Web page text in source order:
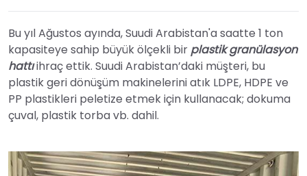
Bu yıl Ağustos ayında, Suudi Arabistan'a saatte 1 ton
kapasiteye sahip büyük ölçekli bir plastik granülasyon
hattıihraç ettik. Suudi Arabistan’daki müşteri, bu
plastik geri dönüşüm makinelerini atık LDPE, HDPE ve
PP plastikleri peletize etmek için kullanacak; dokuma
çuval, plastik torba vb. dahil.